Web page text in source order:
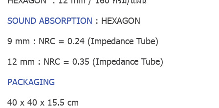
SOUND ABSORPTION : HEXAGON
9 mm : NRC = 0.24 (Impedance Tube)
12 mm : NRC = 0.35 (Impedance Tube)
PACKAGING
40 x 40 x 15.5 cm